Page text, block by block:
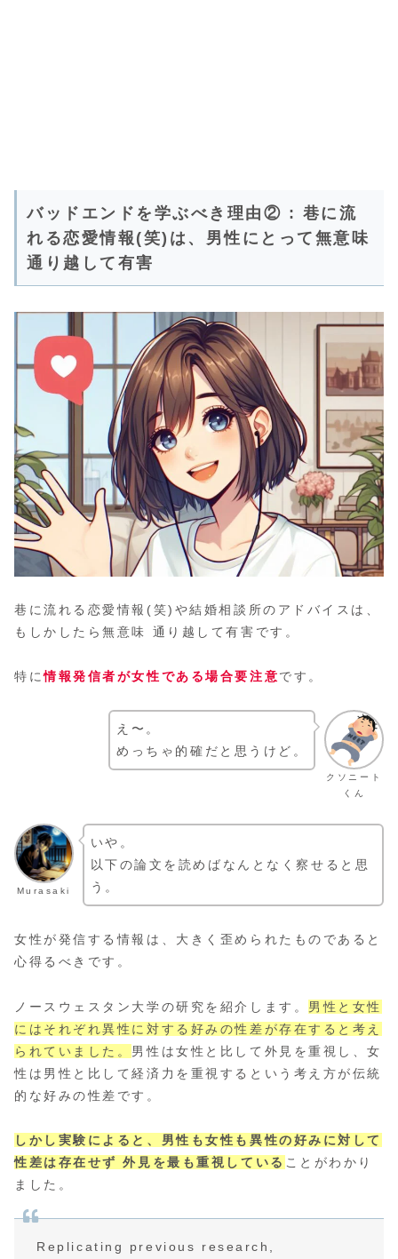
バッドエンドを学ぶべき理由② : 巷に流
れる恋愛情報(笑)は、男性にとって無意味
通り越して有害
巷に流れる恋愛情報(笑)や結婚相談所のアドバイスは、
もしかしたら無意味 通り越して有害です。
特に情報発信者が女性である場合要注意です。
クソニート
くん
え〜。
めっちゃ的確だと思うけど。
Murasaki
いや。
以下の論文を読めばなんとなく察せると思
う。
女性が発信する情報は、大きく歪められたものであると
心得るべきです。
ノースウェスタン大学の研究を紹介します。 男性と女性
にはそれぞれ異性に対する好みの性差が存在すると考え
られていました。 男性は女性と比して外見を重視し、女
性は男性と比して経済力を重視するという考え方が伝統
的な好みの性差です。
しかし実験によると、男性も女性も異性の好みに対して
性差は存在せず 外見を最も重視している ことがわかり
ました。
Replicating previous research,